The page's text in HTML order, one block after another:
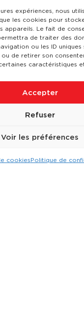
expériences, nous
les cookies pour
appareils. Le fait de
de traiter des
ou les ID uniques
ou de retirer son
caractéristiques
Accepter
Refuser
Voir les préférences
cookiesPolitique de